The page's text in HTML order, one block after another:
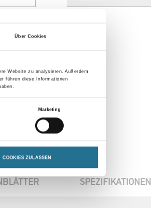
Über Cookies
Website zu analysieren. Außerdem
führen diese Informationen
Marketing
COOKIES ZULASSEN
SPEZIFIKATIONEN